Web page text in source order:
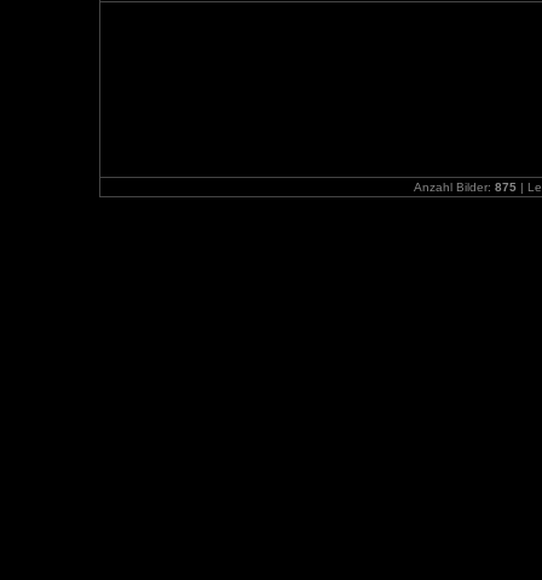
Anzahl Bilder: 875|